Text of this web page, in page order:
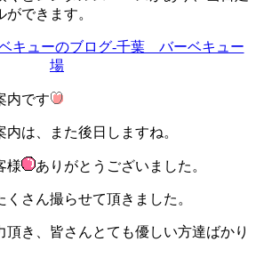
できます。
内です
は、また後日しますね。
様 ありがとうございました。
さん撮らせて頂きました。
頂き、皆さんとても優しい方達ばかり